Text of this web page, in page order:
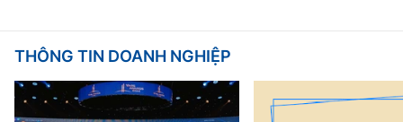
THÔNG TIN DOANH NGHIỆP